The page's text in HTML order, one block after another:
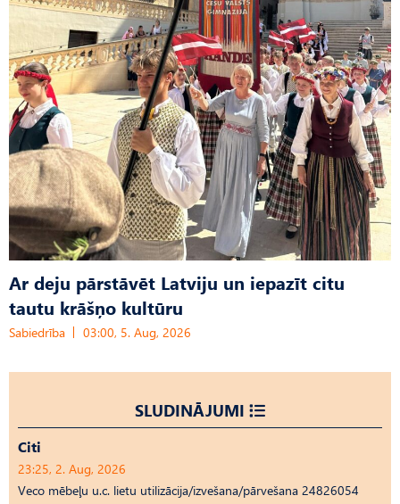
Ar deju pārstāvēt Latviju un iepazīt citu
tautu krāšņo kultūru
Sabiedrība 03:00, 5. Aug, 2026
SLUDINĀJUMI
Citi
23:25, 2. Aug, 2026
Veco mēbeļu u.c. lietu utilizācija/izvešana/pārvešana 24826054